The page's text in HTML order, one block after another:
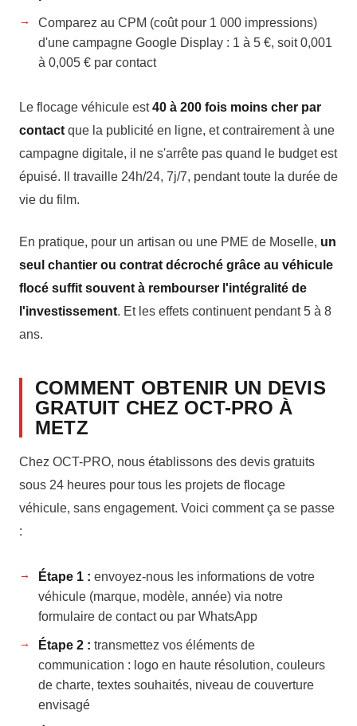
Comparez au CPM (coût pour 1 000 impressions)
d'une campagne Google Display : 1 à 5 €, soit 0,001
à 0,005 € par contact
Le flocage véhicule est40 à 200 fois moins cher par
contact que la publicité en ligne, et contrairement à une
campagne digitale, il ne s'arrête pas quand le budget est
épuisé. Il travaille 24h/24, 7j/7, pendant toute la durée de
vie du film.
En pratique, pour un artisan ou une PME de Moselle, un
seul chantier ou contrat décroché grâce au véhicule
flocé suffit souvent à rembourser l'intégralité de
l'investissement. Et les effets continuent pendant 5 à 8
ans.
COMMENT OBTENIR UN DEVIS
GRATUIT CHEZ OCT-PRO À
METZ
Chez OCT-PRO, nous établissons des devis gratuits
sous 24 heures pour tous les projets de flocage
véhicule, sans engagement. Voici comment ça se passe
:
Étape 1 : envoyez-nous les informations de votre
véhicule (marque, modèle, année) via notre
formulaire de contact ou par WhatsApp
Étape 2 : transmettez vos éléments de
communication : logo en haute résolution, couleurs
de charte, textes souhaités, niveau de couverture
envisagé